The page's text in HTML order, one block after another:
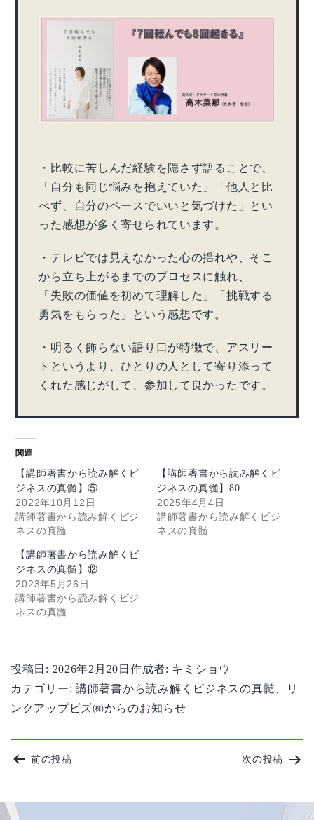
・比較に苦しんだ経験を隠さず語ることで、
「自分も同じ悩みを抱えていた」「他人と比
べず、自分のペースでいいと気づけた」とい
った感想が多く寄せられています。
・テレビでは見えなかった心の揺れや、そこ
から立ち上がるまでのプロセスに触れ、
「失敗の価値を初めて理解した」「挑戦する
勇気をもらった」という感想です。
・明るく飾らない語り口が特徴で、アスリー
トというより、ひとりの人として寄り添って
くれた感じがして、参加して良かったです。
関連
【講師著書から読み解くビ
ジネスの真髄】⑤
2022年10月12日
講師著書から読み解くビジ
ネスの真髄
【講師著書から読み解くビ
ジネスの真髄】80
2025年4月4日
講師著書から読み解くビジ
ネスの真髄
【講師著書から読み解くビ
ジネスの真髄】⑫
2023年5月26日
講師著書から読み解くビジ
ネスの真髄
投稿日: 2026年2月20日 作成者: キミショウ
カテゴリー:講師著書から読み解くビジネスの真髄
リ
ンクアップビズ㈱からのお知らせ
投前の投稿 次の投稿